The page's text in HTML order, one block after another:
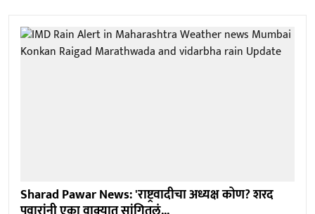
Sharad Pawar News: 'राष्ट्रवादीचा अध्यक्ष कोण? शरद